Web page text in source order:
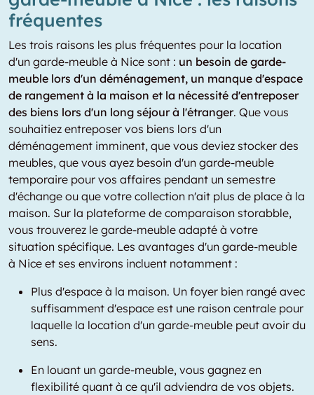
fréquentes
Les trois raisons les plus fréquentes pour la location
d'un garde-meuble à Nice sont : un besoin de garde-
meuble lors d'un déménagement, un manque d'espace
de rangement à la maison et la nécessité d'entreposer
des biens lors d'un long séjour à l'étranger. Que vous
souhaitiez entreposer vos biens lors d'un
déménagement imminent, que vous deviez stocker des
meubles, que vous ayez besoin d'un garde-meuble
temporaire pour vos affaires pendant un semestre
d'échange ou que votre collection n'ait plus de place à la
maison. Sur la plateforme de comparaison storabble,
vous trouverez le garde-meuble adapté à votre
situation spécifique. Les avantages d'un garde-meuble
à Nice et ses environs incluent notamment :
Plus d'espace à la maison. Un foyer bien rangé avec
suffisamment d'espace est une raison centrale pour
laquelle la location d'un garde-meuble peut avoir du
sens.
En louant un garde-meuble, vous gagnez en
flexibilité quant à ce qu'il adviendra de vos objets.